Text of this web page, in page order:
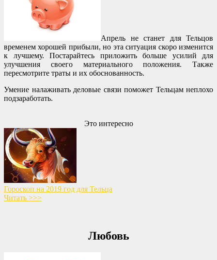
Апрель не станет для Тельцов
временем хорошей прибыли, но эта ситуация скоро изменится
к лучшему. Постарайтесь приложить больше усилий для
улучшения своего материального положения. Также
пересмотрите траты и их обоснованность.
Умение налаживать деловые связи поможет Тельцам неплохо
подзаработать.
Это интересно
Гороскоп на 2019 год для Тельца
Читать >>>
Любовь